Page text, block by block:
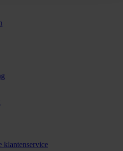
klantenservice